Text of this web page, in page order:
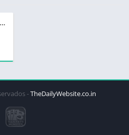
Teen Patti Master Mod Apk | तीन पत्ती मास्टर मॉड एपीके | ₹280 बोनस
-TheDailyWebsite.co.in